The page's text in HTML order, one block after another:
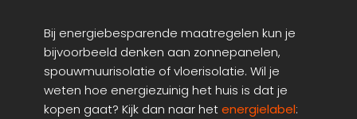
Bij energiebesparende maatregelen kun je
bijvoorbeeld denken aan zonnepanelen,
spouwmuurisolatie of vloerisolatie. Wil je
weten hoe energiezuinig het huis is dat je
kopen gaat? Kijk dan naar hetenergielabel: